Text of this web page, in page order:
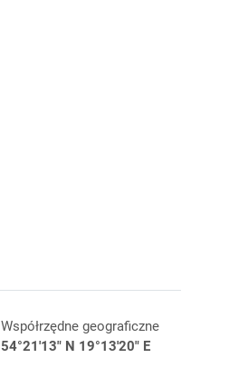
Współrzędne geograficzne
54°21'13" N 19°13'20" E